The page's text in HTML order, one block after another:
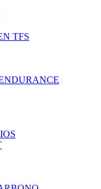
TFS